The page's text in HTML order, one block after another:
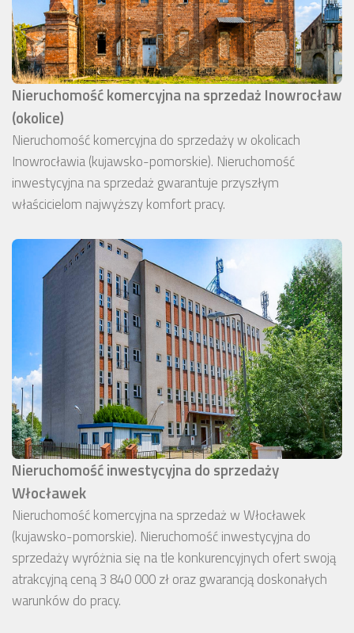
Nieruchomość komercyjna na sprzedaż Inowrocław
(okolice)
Nieruchomość komercyjna do sprzedaży w okolicach
Inowrocławia (kujawsko-pomorskie). Nieruchomość
inwestycyjna na sprzedaż gwarantuje przyszłym
właścicielom najwyższy komfort pracy.
Nieruchomość inwestycyjna do sprzedaży
Włocławek
Nieruchomość komercyjna na sprzedaż w Włocławek
(kujawsko-pomorskie). Nieruchomość inwestycyjna do
sprzedaży wyróżnia się na tle konkurencyjnych ofert swoją
atrakcyjną ceną 3 840 000 zł oraz gwarancją doskonałych
warunków do pracy.